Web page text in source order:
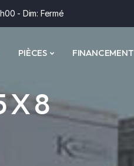
- Dim: Fermé
PIÈCES FINANCEMENT
X 8